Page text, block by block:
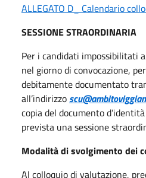
ALLEGATO D_ Calendario
SESSIONE STRAORDINARIA
Per i candidati impossibilitati
nel giorno di convocazione,
debitamente documentato
all’indirizzo
copia del documento
prevista una sessione
Modalità di svolgimento dei
Al colloquio di valutazione,